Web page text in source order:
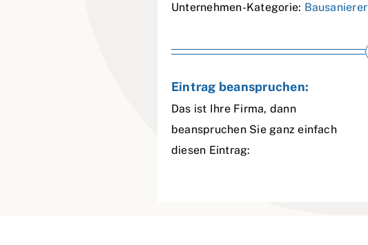
Unternehmen-Kategorie: Bausanierer
Eintrag beanspruchen:
Das ist Ihre Firma, dann
beanspruchen Sie ganz einfach
diesen Eintrag: